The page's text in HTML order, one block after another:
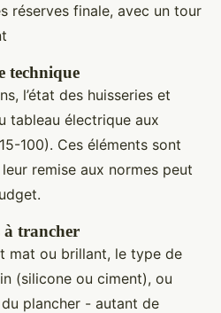
réserves finale, avec un tour
technique
l’état des huisseries et
tableau électrique aux
100). Ces éléments sont
remise aux normes peut
à trancher
mat ou brillant, le type de
(silicone ou ciment), ou
plancher - autant de